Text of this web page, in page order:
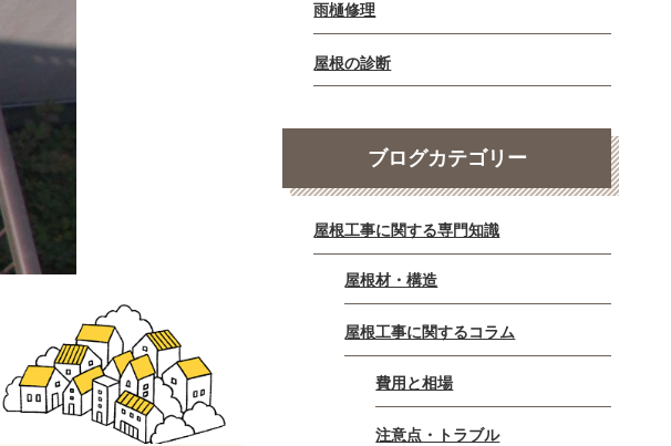
雨樋修理
屋根の診断
ブログカテゴリー
屋根工事に関する専門知識
屋根材・構造
屋根工事に関するコラム
費用と相場
注意点・トラブル